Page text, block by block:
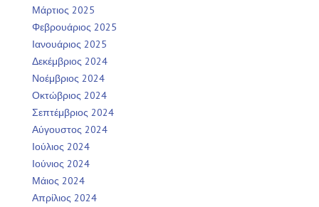
Μάρτιος 2025
Φεβρουάριος 2025
Ιανουάριος 2025
Δεκέμβριος 2024
Νοέμβριος 2024
Οκτώβριος 2024
Σεπτέμβριος 2024
Αύγουστος 2024
Ιούλιος 2024
Ιούνιος 2024
Μάιος 2024
Απρίλιος 2024